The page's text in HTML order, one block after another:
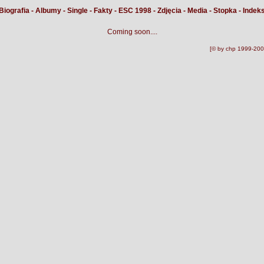
- Albumy - Single - Fakty - ESC 1998 - Zdjęcia - Media - Stopka - Indeks
Coming soon....
[© by chp 1999-